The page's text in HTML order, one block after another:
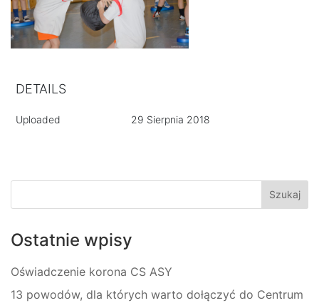
DETAILS
Uploaded 29 Sierpnia 2018
Ostatnie wpisy
Oświadczenie korona CS ASY
13 powodów, dla których warto dołączyć do Centrum